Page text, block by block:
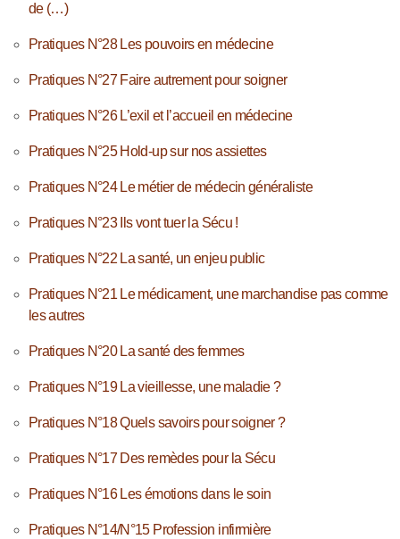
de (…)
Pratiques N°28 Les pouvoirs en médecine
Pratiques N°27 Faire autrement pour soigner
Pratiques N°26 L’exil et l’accueil en médecine
Pratiques N°25 Hold-up sur nos assiettes
Pratiques N°24 Le métier de médecin généraliste
Pratiques N°23 Ils vont tuer la Sécu !
Pratiques N°22 La santé, un enjeu public
Pratiques N°21 Le médicament, une marchandise pas comme
les autres
Pratiques N°20 La santé des femmes
Pratiques N°19 La vieillesse, une maladie ?
Pratiques N°18 Quels savoirs pour soigner ?
Pratiques N°17 Des remèdes pour la Sécu
Pratiques N°16 Les émotions dans le soin
Pratiques N°14/N°15 Profession infirmière